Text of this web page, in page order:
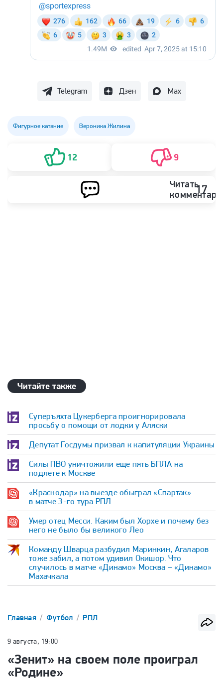
Telegram Дзен Max
Фигурное катание Вероника Жилина
12 9
Читать17
Читайте также
Суперъяхта Цукерберга проигнорировала
просьбу о помощи от лодки у Аляски
Депутат Госдумы призвал к капитуляции Украины
Силы ПВО уничтожили еще пять БПЛА на
подлете к Москве
«Краснодар» на выезде обыграл «Спартак»
в матче 3-го тура РПЛ
Умер отец Месси. Каким был Хорхе и почему без
него не было бы великого Лео
Команду Шварца разбудил Маринкин, Агаларов
тоже забил, а потом удивил Окишор. Что
случилось в матче «Динамо» Москва – «Динамо»
Махачкала
Главная Футбол РПЛ
9 августа, 19:00
«Зенит» на своем поле проиграл
«Родине»